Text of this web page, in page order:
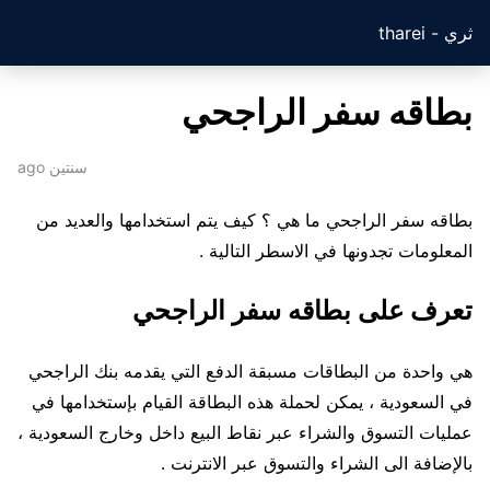
ثري - tharei
بطاقه سفر الراجحي
سنتين ago
بطاقه سفر الراجحي ما هي ؟ كيف يتم استخدامها والعديد من
المعلومات تجدونها في الاسطر التالية .
تعرف على بطاقه سفر الراجحي
هي واحدة من البطاقات مسبقة الدفع التي يقدمه بنك الراجحي
في السعودية ، يمكن لحملة هذه البطاقة القيام بإستخدامها في
عمليات التسوق والشراء عبر نقاط البيع داخل وخارج السعودية ،
بالإضافة الى الشراء والتسوق عبر الانترنت .